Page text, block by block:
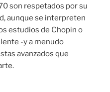
son respetados por su
aunque se interpreten
estudios de Chopin o
-y a menudo
avanzados que